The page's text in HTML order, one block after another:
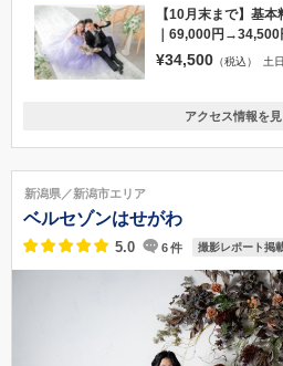
【10月末まで】基
｜69,000円→34,500
¥34,500 （税込） 土
新潟県新潟市中央区八千代２丁目４−３２
0120-945-906
アクセス情報を見
新潟県／新潟市エリア
ベルセゾンはせがわ
5.0 6件 撮影レポート掲